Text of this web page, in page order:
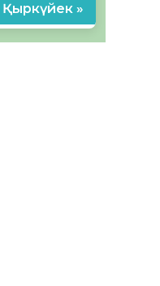
Қыркүйек »